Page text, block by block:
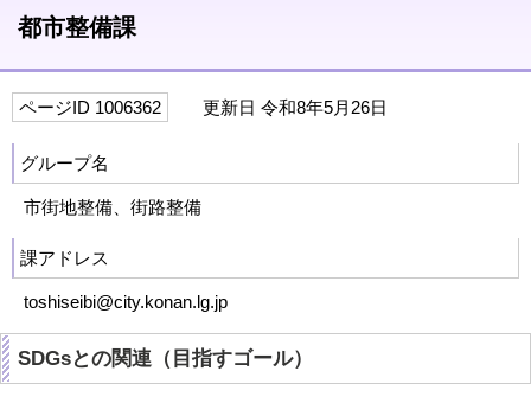
都市整備課
ページID 1006362 更新日 令和8年5月26日
グループ名
市街地整備、街路整備
課アドレス
toshiseibi@city.konan.lg.jp
SDGsとの関連（目指すゴール）